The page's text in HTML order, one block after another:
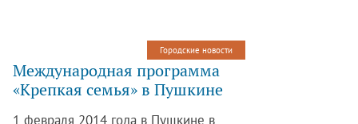
Городские новости
Международная программа
«Крепкая семья» в Пушкине
1 февраля 2014 года в Пушкине в